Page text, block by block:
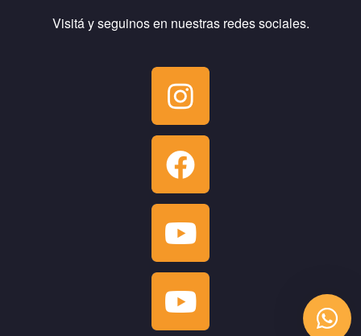
Visitá y seguinos en nuestras redes sociales.